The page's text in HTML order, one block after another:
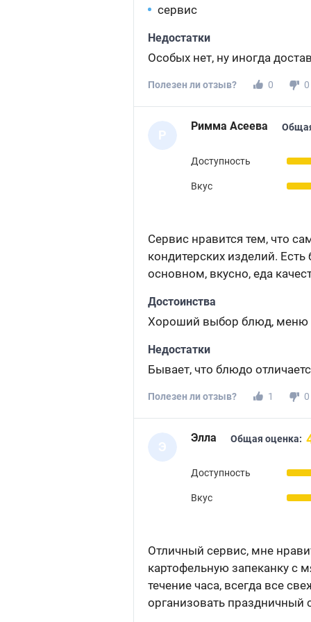
сервис
Недостатки
Особых нет, ну иногда
Полезен ли отзыв? 0 0
Р
Римма Асеева
Доступность
Вкус
Сервис нравится тем, что
кондитерских изделий.
основном, вкусно, еда
Достоинства
Хороший выбор блюд, меню
Недостатки
Бывает, что блюдо
Полезен ли отзыв? 1 0
Э
Элла Общая оценка:
Доступность
Вкус
Отличный сервис, мне
картофельную запеканку с
течение часа, всегда все
организовать праздничный